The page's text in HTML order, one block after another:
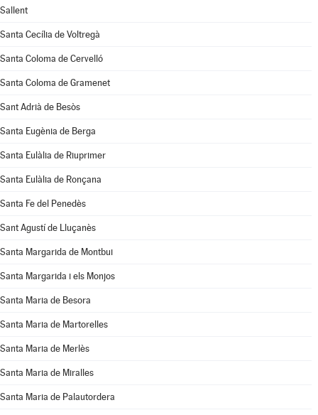
Sallent
Santa Cecília de Voltregà
Santa Coloma de Cervelló
Santa Coloma de Gramenet
Sant Adrià de Besòs
Santa Eugènia de Berga
Santa Eulàlia de Riuprimer
Santa Eulàlia de Ronçana
Santa Fe del Penedès
Sant Agustí de Lluçanès
Santa Margarida de Montbui
Santa Margarida i els Monjos
Santa Maria de Besora
Santa Maria de Martorelles
Santa Maria de Merlès
Santa Maria de Miralles
Santa Maria de Palautordera